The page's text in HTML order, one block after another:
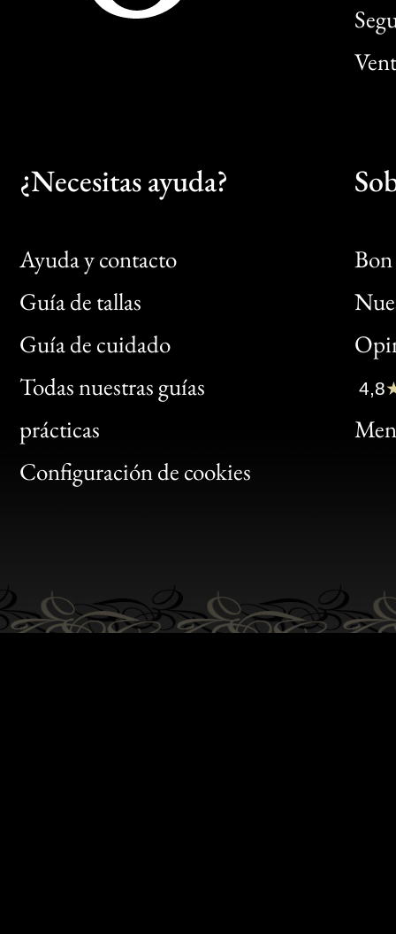
¿Necesitas ayuda?
Ayuda y contacto
Guía de tallas
Guía de cuidado
Todas nuestras guías
prácticas
Configuración de cookies
Bon
Clic
Bon
4,8